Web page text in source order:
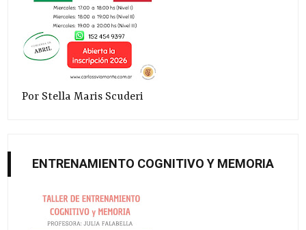
Por Stella Maris Scuderi
ENTRENAMIENTO COGNITIVO Y MEMORIA